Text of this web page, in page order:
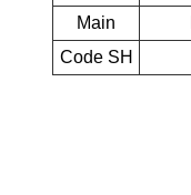
Main
Code SH